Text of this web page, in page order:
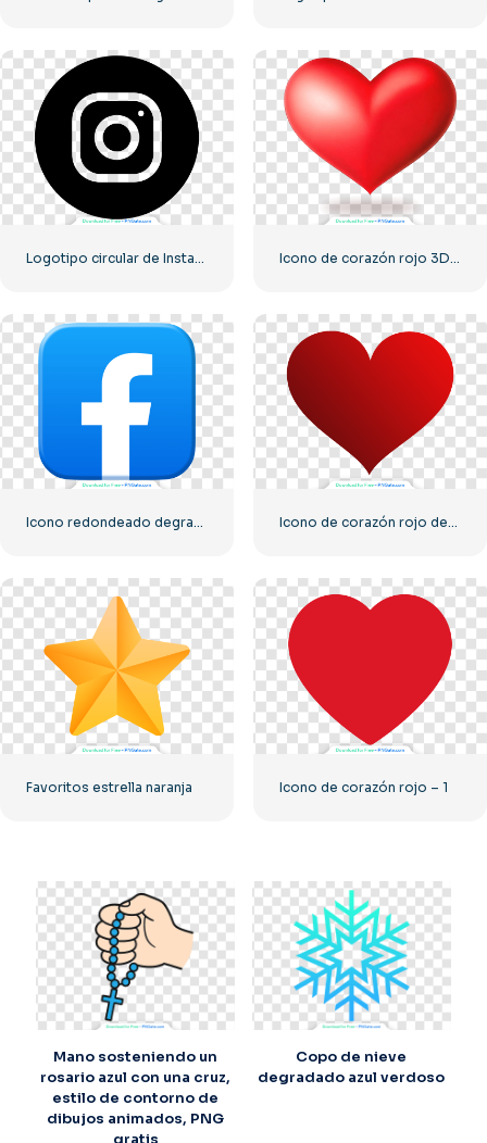
Logotipo circular de Instagram negro Icono de corazón rojo 3D con sombra
Icono redondeado degradado azul de Facebook Icono de corazón rojo degradado
Favoritos estrella naranja Icono de corazón rojo – 1
Mano sosteniendo un
rosario azul con una cruz,
estilo de contorno de
dibujos animados, PNG
Copo de nieve
degradado azul verdoso